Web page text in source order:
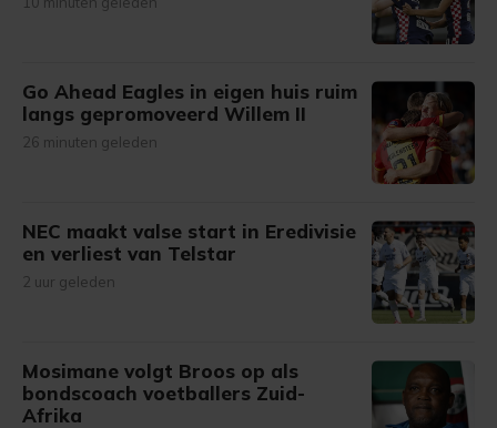
Go Ahead Eagles in eigen huis ruim
langs gepromoveerd Willem II
26 minuten geleden
NEC maakt valse start in Eredivisie
en verliest van Telstar
2 uur geleden
Mosimane volgt Broos op als
bondscoach voetballers Zuid-
Afrika